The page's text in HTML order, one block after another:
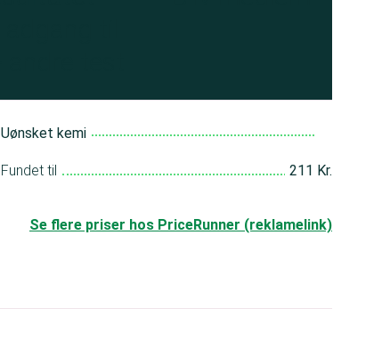
Uønsket kemi
Fundet til 211 Kr.
Se flere priser hos PriceRunner (reklamelink)